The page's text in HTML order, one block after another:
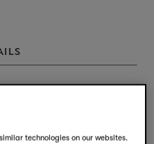
technologies on our websites.